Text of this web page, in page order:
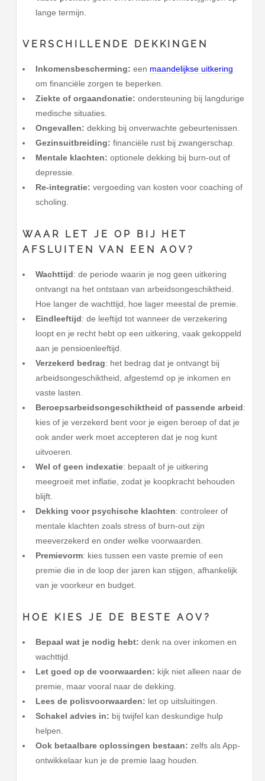
lange termijn.
VERSCHILLENDE DEKKINGEN
Inkomensbescherming: een maandelijkse uitkering
om financiële zorgen te beperken.
Ziekte of orgaandonatie: ondersteuning bij langdurige
medische situaties.
Ongevallen: dekking bij onverwachte gebeurtenissen.
Gezinsuitbreiding: financiële rust bij zwangerschap.
Mentale klachten: optionele dekking bij burn-out of
depressie.
Re-integratie: vergoeding van kosten voor coaching of
scholing.
WAAR LET JE OP BIJ HET
AFSLUITEN VAN EEN AOV?
Wachttijd: de periode waarin je nog geen uitkering
ontvangt na het ontstaan van arbeidsongeschiktheid.
Hoe langer de wachttijd, hoe lager meestal de premie.
Eindleeftijd: de leeftijd tot wanneer de verzekering
loopt en je recht hebt op een uitkering, vaak gekoppeld
aan je pensioenleeftijd.
Verzekerd bedrag: het bedrag dat je ontvangt bij
arbeidsongeschiktheid, afgestemd op je inkomen en
vaste lasten.
Beroepsarbeidsongeschiktheid of passende arbeid:
kies of je verzekerd bent voor je eigen beroep of dat je
ook ander werk moet accepteren dat je nog kunt
uitvoeren.
Wel of geen indexatie: bepaalt of je uitkering
meegroeit met inflatie, zodat je koopkracht behouden
blijft.
Dekking voor psychische klachten: controleer of
mentale klachten zoals stress of burn-out zijn
meeverzekerd en onder welke voorwaarden.
Premievorm: kies tussen een vaste premie of een
premie die in de loop der jaren kan stijgen, afhankelijk
van je voorkeur en budget.
HOE KIES JE DE BESTE AOV?
Bepaal wat je nodig hebt: denk na over inkomen en
wachttijd.
Let goed op de voorwaarden: kijk niet alleen naar de
premie, maar vooral naar de dekking.
Lees de polisvoorwaarden: let op uitsluitingen.
Schakel advies in: bij twijfel kan deskundige hulp
helpen.
Ook betaalbare oplossingen bestaan: zelfs als App-
ontwikkelaar kun je de premie laag houden.